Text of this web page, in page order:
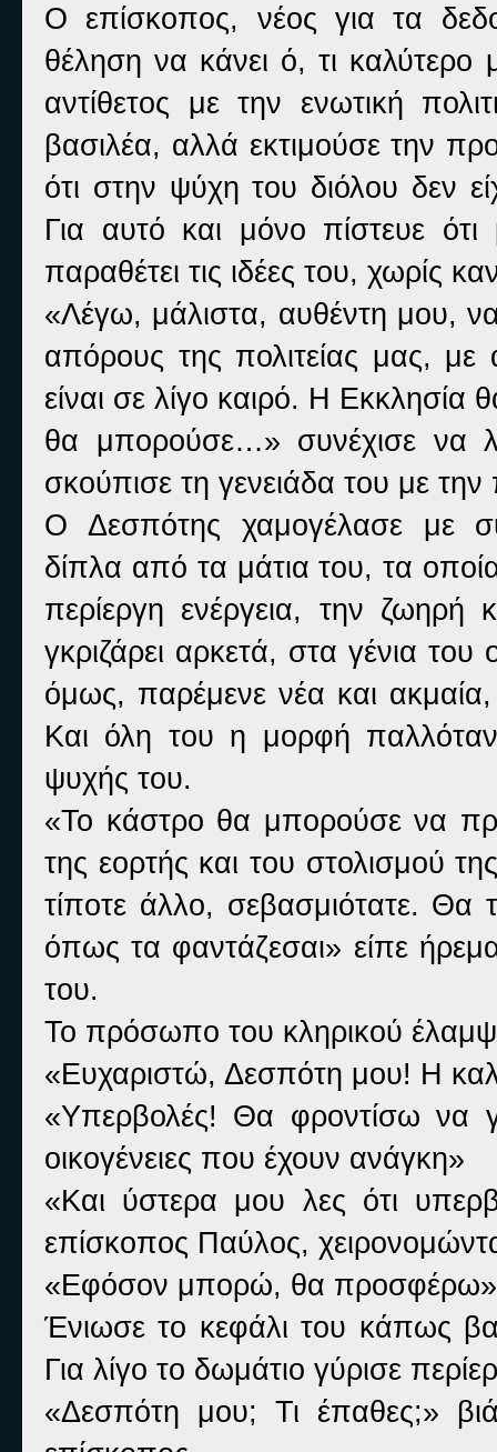
Ο επίσκοπος, νέος για τα
θέληση να κάνει ό, τι
αντίθετος με την ενωτική
βασιλέα, αλλά εκτιμούσε την
ότι στην ψύχη του διόλου δεν
Για αυτό και μόνο πίστευε
παραθέτει τις ιδέες του, χωρίς
«Λέγω, μάλιστα, αυθέντη μου,
απόρους της πολιτείας μας,
είναι σε λίγο καιρό. Η Εκκλησία
θα μπορούσε…» συνέχισε να
σκούπισε τη γενειάδα του με την
Ο Δεσπότης χαμογέλασε με
δίπλα από τα μάτια του, τα
περίεργη ενέργεια, την
γκριζάρει αρκετά, στα γένια
όμως, παρέμενε νέα και
Και όλη του η μορφή
ψυχής του.
«Το κάστρο θα μπορούσε να
της εορτής και του στολισμού
τίποτε άλλο, σεβασμιότατε. Θα
όπως τα φαντάζεσαι» είπε
του.
Το πρόσωπο του κληρικού
«Ευχαριστώ, Δεσπότη μου! Η
«Υπερβολές! Θα φροντίσω να
οικογένειες που έχουν ανάγκη»
«Και ύστερα μου λες ότι
επίσκοπος Παύλος,
«Εφόσον μπορώ, θα προσφέρω»
Ένιωσε το κεφάλι του κάπως
Για λίγο το δωμάτιο γύρισε
«Δεσπότη μου; Τι έπαθες;»